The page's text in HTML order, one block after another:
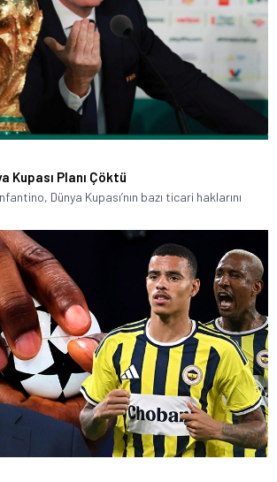
Kupası Planı Çöktü
Dünya Kupası’nın bazı ticari haklarını